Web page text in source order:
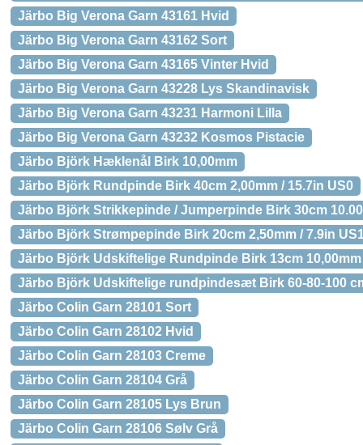
Järbo Big Verona Garn 43161 Hvid
Järbo Big Verona Garn 43162 Sort
Järbo Big Verona Garn 43165 Vinter Hvid
Järbo Big Verona Garn 43228 Lys Skandinavisk
Järbo Big Verona Garn 43231 Harmoni Lilla
Järbo Big Verona Garn 43232 Kosmos Pistacie
Järbo Björk Hæklenål Birk 10,00mm
Järbo Björk Rundpinde Birk 40cm 2,00mm / 15.7in US0
Järbo Björk Strikkepinde / Jumperpinde Birk 30cm
Järbo Björk Strømpepinde Birk 20cm 2,50mm / 7.9in
Järbo Björk Udskiftelige Rundpinde Birk 13cm 10,00mm
Järbo Björk Udskiftelige rundpindesæt Birk 60-80-100
Järbo Colin Garn 28101 Sort
Järbo Colin Garn 28102 Hvid
Järbo Colin Garn 28103 Creme
Järbo Colin Garn 28104 Grå
Järbo Colin Garn 28105 Lys Brun
Järbo Colin Garn 28106 Sølv Grå